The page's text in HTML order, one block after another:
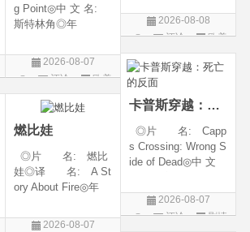
◎年 代 2024◎
产 地 美国◎
幻 / 悬疑◎语
言 英语◎上映日
2026-08-08
评论
欧美
剧
g Point◎中 文 名:
斯特林角◎年
地: 美国◎类
别: 剧情◎语
期: 2026-08-05(美
国)◎IMDb评分: 6
2026-08-07
评论
欧美
剧
卡普斯穿越：死亡的反面
◎片 名: Capp
s Crossing: Wrong S
ide of Dead◎中 文
死亡的反面◎年
代: 2026◎产
2026-08-07
评论
剧情
燃比娃
◎片 名: 燃比
娃◎译 名: A St
ory About Fire◎年
地: 中国大陆◎
2026-08-07